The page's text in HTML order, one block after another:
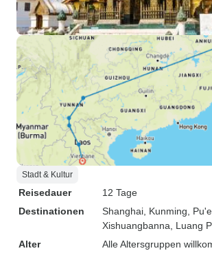
Stadt & Kultur
Reisedauer
12 Tage
Destinationen
Shanghai , Kunming ,
Xishuangbanna , Luang
Alter
Alle Altersgruppen